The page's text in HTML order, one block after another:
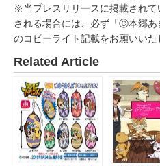
※当プレスリリースに掲載され
される場合には、必ず「Ⓒ本郷あ
のコピーライト記載をお願いいた
Related Article